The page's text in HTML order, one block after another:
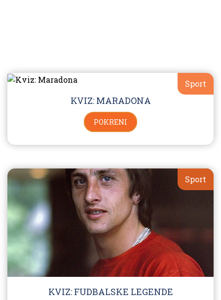
Sport
KVIZ: MARADONA
POKRENI
Sport
KVIZ: FUDBALSKE LEGENDE